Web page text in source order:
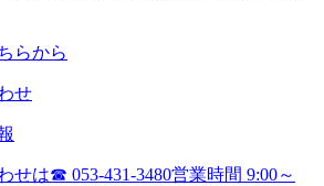
らから
せ
せは☎ 053-431-3480営業時間 9:00～